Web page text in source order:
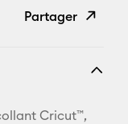
Partager
E-mail
Cricut™,